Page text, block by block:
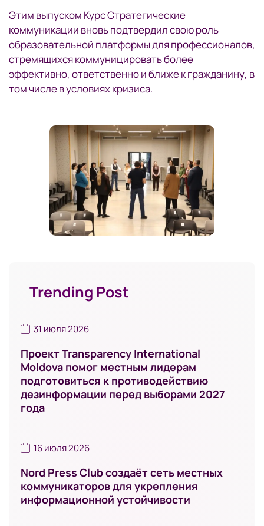
Этим выпуском Курс Стратегические
коммуникации вновь подтвердил свою роль
образовательной платформы для профессионалов,
стремящихся коммуницировать более
эффективно, ответственно и ближе к гражданину, в
том числе в условиях кризиса.
Trending Post
31 июля 2026
Проект Transparency International
Moldova помог местным лидерам
подготовиться к противодействию
дезинформации перед выборами 2027
года
16 июля 2026
Nord Press Club создаёт сеть местных
коммуникаторов для укрепления
информационной устойчивости